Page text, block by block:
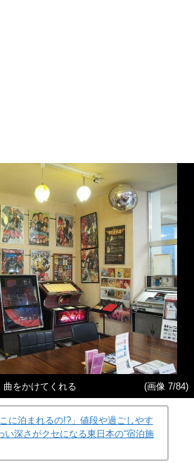
曲をかけてくれる (画像 7/84)
こに泊まれるの!?」値段や過ごしやす
深さがクセになる東日本の“宿泊施